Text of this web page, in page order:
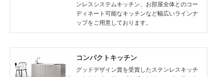
ンレスシステムキッチン、お部屋全体とのコー
ディネート可能なキッチンなど幅広いラインナ
ップをご用意しております。
コンパクトキッチン
グッドデザイン賞を受賞したステンレスキッチ